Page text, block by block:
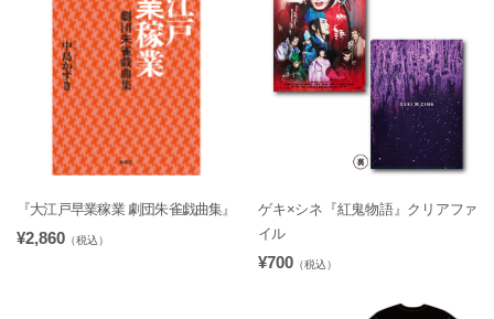
『大江戸早業稼業 劇団朱雀戯曲集』
¥2,860 （税込）
ゲキ×シネ『紅鬼物語』クリアファ
イル
¥700 （税込）